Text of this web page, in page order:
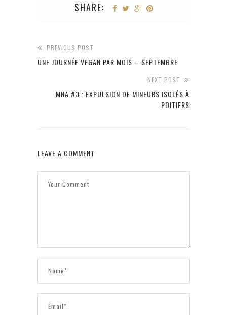
SHARE:
PREVIOUS POST
UNE JOURNÉE VEGAN PAR MOIS – SEPTEMBRE
NEXT POST
MNA #3 : EXPULSION DE MINEURS ISOLÉS À
POITIERS
LEAVE A COMMENT